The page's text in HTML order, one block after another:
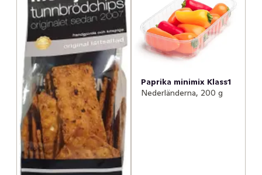
Paprika minimix Klass1
Nederländerna, 200 g